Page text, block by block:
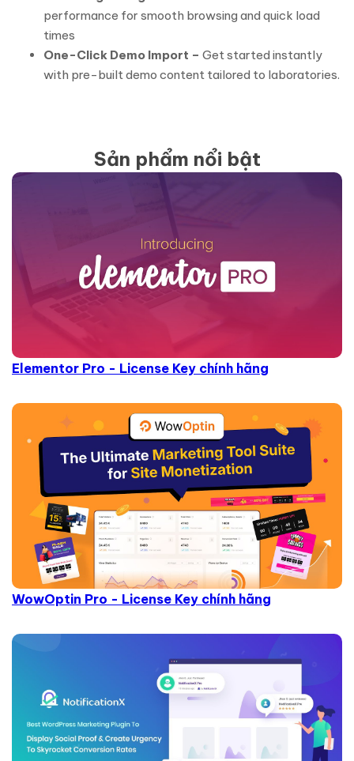
performance for smooth browsing and quick load
times
One-Click Demo Import – Get started instantly
with pre-built demo content tailored to laboratories.
Sản phẩm nổi bật
Elementor Pro - License Key chính hãng
WowOptin Pro - License Key chính hãng